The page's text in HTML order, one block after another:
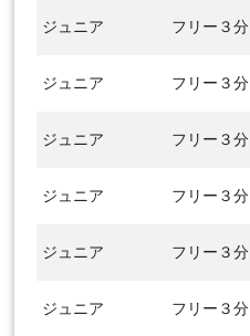
ジュニア フリー３分
ジュニア フリー３分
ジュニア フリー３分
ジュニア フリー３分
ジュニア フリー３分
ジュニア フリー３分